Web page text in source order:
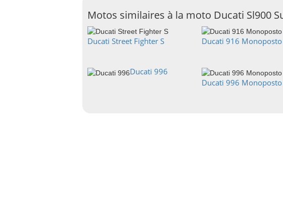
Motos similaires à la moto Ducati Sl900
Ducati Street Fighter S Ducati 916 Monoposto
Ducati 996
Ducati 996 Monoposto